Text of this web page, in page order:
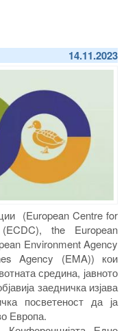
14.11.2023
(European Centre for
the European
Environment Agency
Agency (EMA)) кои
средина, јавното
заедничка изјава
посветеност да ја
Европа.